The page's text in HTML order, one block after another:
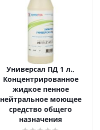
Универсал ПД 1 л.,
Концентрированное
жидкое пенное
нейтральное моющее
средство общего
назначения